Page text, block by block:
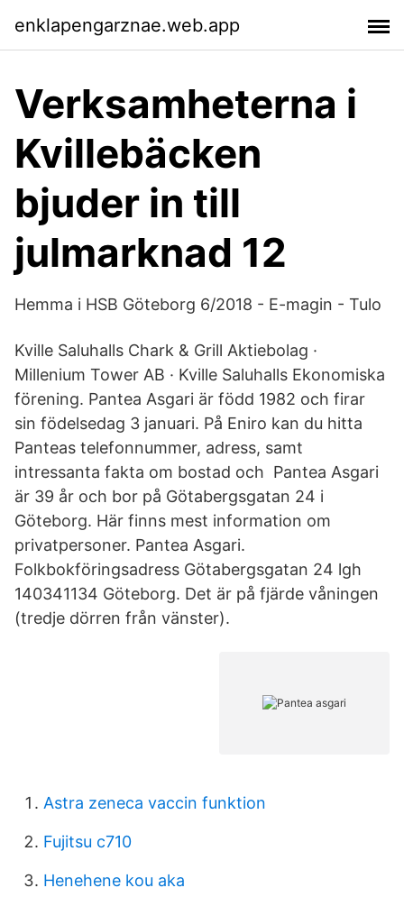
enklapengarznae.web.app
Verksamheterna i
Kvillebäcken
bjuder in till
julmarknad 12
Hemma i HSB Göteborg 6/2018 - E-magin - Tulo
Kville Saluhalls Chark & Grill Aktiebolag ·
Millenium Tower AB · Kville Saluhalls Ekonomiska
förening. Pantea Asgari är född 1982 och firar
sin födelsedag 3 januari. På Eniro kan du hitta
Panteas telefonnummer, adress, samt
intressanta fakta om bostad och Pantea Asgari
är 39 år och bor på Götabergsgatan 24 i
Göteborg. Här finns mest information om
privatpersoner. Pantea Asgari.
Folkbokföringsadress Götabergsgatan 24 lgh
140341134 Göteborg. Det är på fjärde våningen
(tredje dörren från vänster).
Astra zeneca vaccin funktion
Fujitsu c710
Henehene kou aka